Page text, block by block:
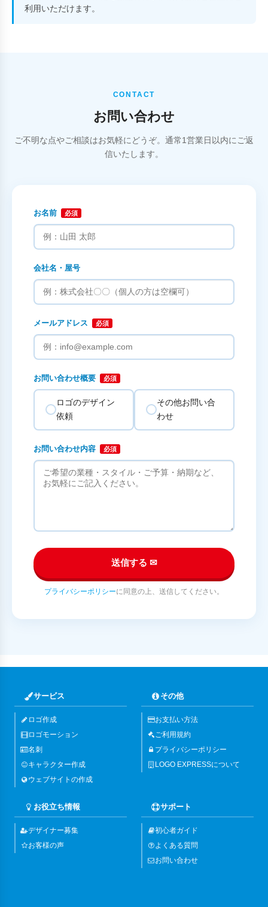
利用いただけます。
CONTACT
お問い合わせ
ご不明な点やご相談はお気軽にどうぞ。通常1営業日以内にご返
信いたします。
お名前 必須
会社名・屋号
メールアドレス 必須
お問い合わせ概要 必須
ロゴのデザイン
依頼
その他お問い合
わせ
お問い合わせ内容 必須
送信する ✉
プライバシーポリシーに同意の上、送信してください。
サービス
ロゴ作成
ロゴモーション
名刺
キャラクター作成
ウェブサイトの作成
その他
お支払い方法
ご利用規約
プライバシーポリシー
LOGO EXPRESSについて
お役立ち情報
デザイナー募集
お客様の声
サポート
初心者ガイド
よくある質問
お問い合わせ